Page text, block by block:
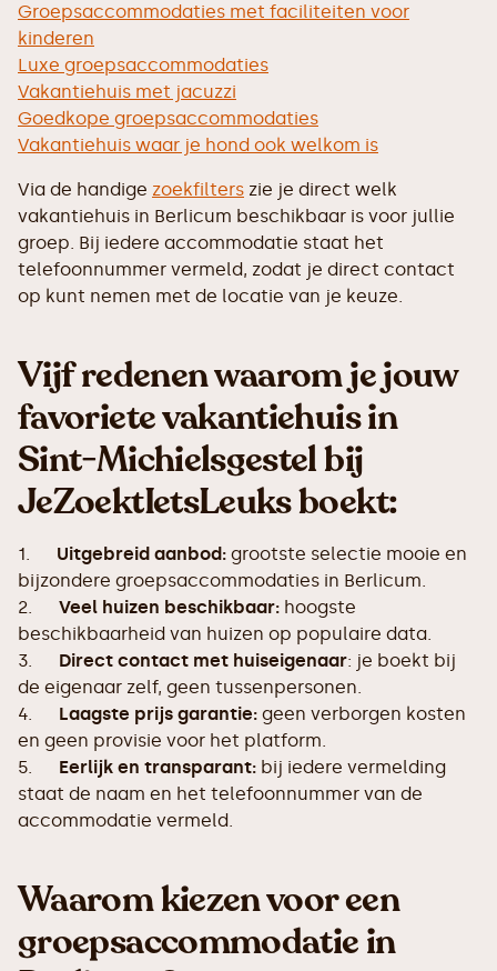
Groepsaccommodaties met faciliteiten voor
kinderen
Luxe groepsaccommodaties
Vakantiehuis met jacuzzi
Goedkope groepsaccommodaties
Vakantiehuis waar je hond ook welkom is
Via de handige zoekfilters zie je direct welk
vakantiehuis in Berlicum beschikbaar is voor jullie
groep. Bij iedere accommodatie staat het
telefoonnummer vermeld, zodat je direct contact
op kunt nemen met de locatie van je keuze.
Vijf redenen waarom je jouw
favoriete vakantiehuis in
Sint-Michielsgestel bij
JeZoektIetsLeuks boekt:
1. Uitgebreid aanbod: grootste selectie mooie en
bijzondere groepsaccommodaties in Berlicum.
2. Veel huizen beschikbaar: hoogste
beschikbaarheid van huizen op populaire data.
3. Direct contact met huiseigenaar: je boekt bij
de eigenaar zelf, geen tussenpersonen.
4. Laagste prijs garantie: geen verborgen kosten
en geen provisie voor het platform.
5. Eerlijk en transparant: bij iedere vermelding
staat de naam en het telefoonnummer van de
accommodatie vermeld.
Waarom kiezen voor een
groepsaccommodatie in